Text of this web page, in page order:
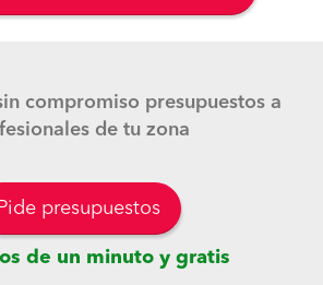
compromiso presupuestos a
de tu zona
Pide presupuestos
de un minuto y gratis